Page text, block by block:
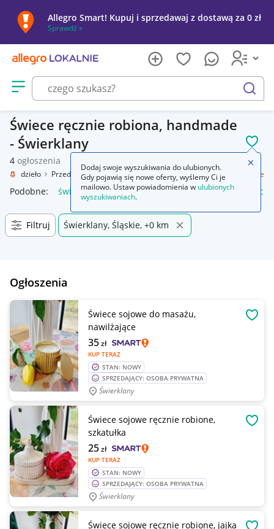
Allegro Smart! Kupuj i sprzedawaj z dostawą za 0 zł
Sprawdź »
Otwórz menu z kategoriami
szukaj
Świece ręcznie robiona, handmade
- Świerklany
4 ogłoszenia
Rękodzieło Przedmioty ręcznie wykonane Wyposażenie domu Świece
Podobne: świece zapłonowe świece sojowe świece
Filtruj Świerklany, Śląskie, +0 km
Ogłoszenia
Świece sojowe do masażu,
nawilżające
KUP TERAZ
35zł
STAN: NOWY
SPRZEDAJĄCY: OSOBA PRYWATNA
Świerklany
Świece sojowe ręcznie robione,
szkatułka
KUP TERAZ
25zł
STAN: NOWY
SPRZEDAJĄCY: OSOBA PRYWATNA
Świerklany
Świece sojowe ręcznie robione, jajka
Dodaj swoje wyszukiwania do ulubionych.
Gdy pojawią się nowe oferty, wyślemy Ci je
mailowo. Ustaw powiadomienia w ulubionych
wyszukiwaniach.